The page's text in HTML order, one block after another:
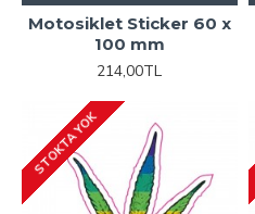
Motosiklet Sticker 60 x
100 mm
214,00TL
STOKTA YOK